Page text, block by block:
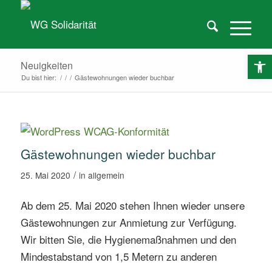
Neuigkeiten
Du bist hier: / / / Gästewohnungen wieder buchbar
Gästewohnungen wieder buchbar
25. Mai 2020 / in allgemein
Ab dem 25. Mai 2020 stehen Ihnen wieder unsere
Gästewohnungen zur Anmietung zur Verfügung.
Wir bitten Sie, die Hygienemaßnahmen und den
Mindestabstand von 1,5 Metern zu anderen